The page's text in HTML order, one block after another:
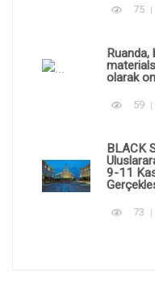
75
Ruanda,
olarak
59
BLACK
9-11
73